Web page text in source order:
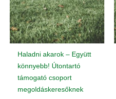
Haladni akarok – Együtt
könnyebb! Útontartó
támogató csoport
megoldáskeresőknek